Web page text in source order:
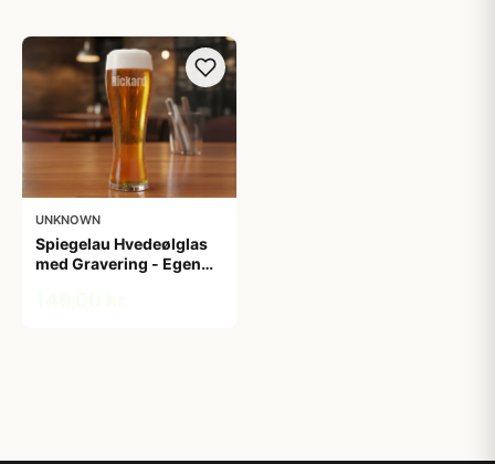
UNKNOWN
Spiegelau Hvedeølglas
med Gravering - Egen